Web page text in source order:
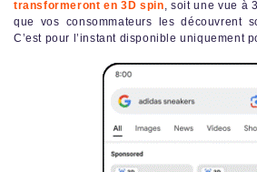
transformeront en 3D spin, soit une vue à
que vos consommateurs les découvrent
C’est pour l’instant disponible uniquement